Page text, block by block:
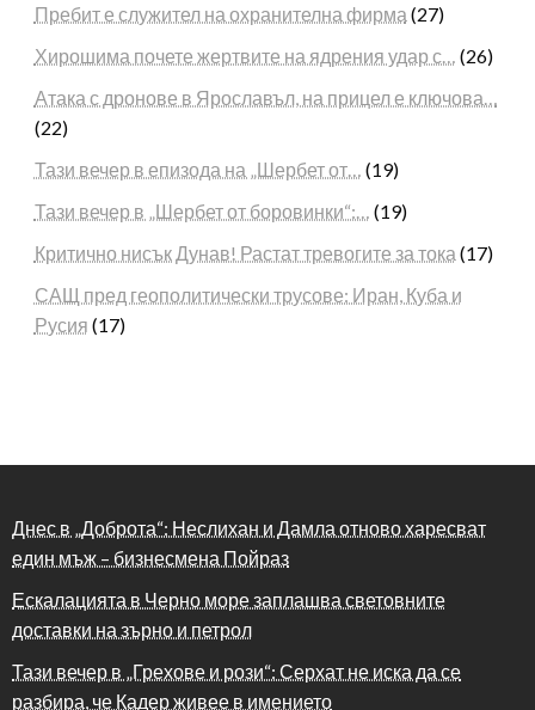
Пребит е служител на охранителна фирма (27)
Хирошима почете жертвите на ядрения удар с… (26)
Атака с дронове в Ярославъл, на прицел е ключова…
(22)
Тази вечер в епизода на „Шербет от… (19)
Тази вечер в „Шербет от боровинки“:… (19)
Критично нисък Дунав! Растат тревогите за тока (17)
САЩ пред геополитически трусове: Иран, Куба и
Русия (17)
Днес в „Доброта“: Неслихан и Дамла отново харесват
един мъж – бизнесмена Пойраз
Ескалацията в Черно море заплашва световните
доставки на зърно и петрол
Тази вечер в „Грехове и рози“: Серхат не иска да се
разбира, че Кадер живее в имението